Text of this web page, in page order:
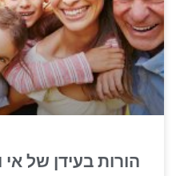
הורות בעידן של